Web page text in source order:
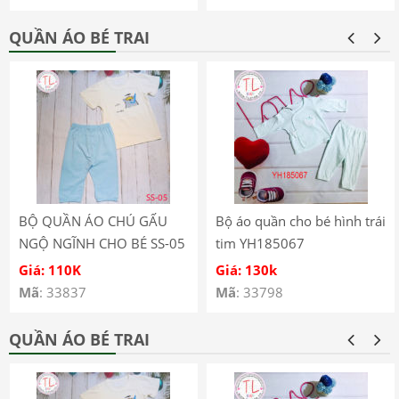
QUẦN ÁO BÉ TRAI
BỘ QUẦN ÁO CHÚ GẤU
NGỘ NGĨNH CHO BÉ SS-05
Giá: 110K
Mã: 33837
Bộ áo quần cho bé hình trái
tim YH185067
Giá: 130k
Mã: 33798
QUẦN ÁO BÉ TRAI